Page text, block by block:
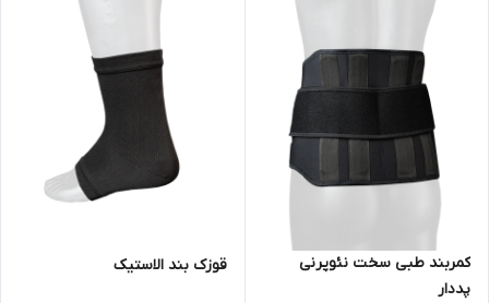
کمربند طبی سخت نئوپرنی
پددار
قوزک بند الاستیک